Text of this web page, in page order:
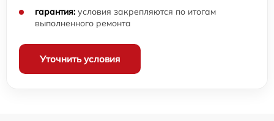
гарантия: условия закрепляются по итогам
выполненного ремонта
Уточнить условия